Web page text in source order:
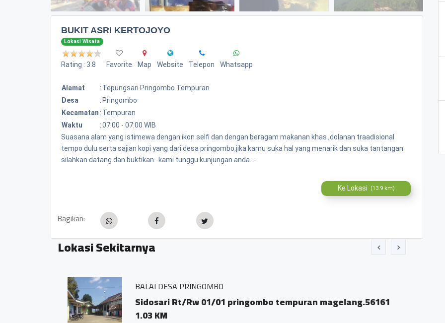
BUKIT ASRI KERTOJOYO
Lokasi Wisata
Rating : 3.8 Favorite Map Website Telepon Whatsapp
Alamat : Tepungsari Pringombo Tempuran
Desa
: Pringombo
Kecamatan : Tempuran
Waktu
:07:00 - 07:00 WIB
Suasana alam yang istimewa dengan ikon selfi dan dengan beragam makanan khas ,dolanan traadisional
tempo dulu serta sajian kopi yang dari desa pringombo,jika kamu suka hal yang menarik dan suka tantangan
silahkan datang dan buktikan...kami tunggu kunjungan anda....
Ke Lokasi (13.9 km)
Bagikan:
Lokasi Sekitarnya
BALAI DESA PRINGOMBO
Sidosari Rt/Rw 01/01 pringombo tempuran magelang.56161
1.03 KM